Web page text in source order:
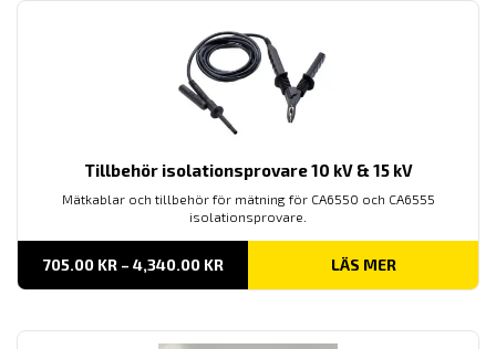
Tillbehör isolationsprovare 10 kV & 15 kV
Mätkablar och tillbehör för mätning för CA6550 och CA6555
isolationsprovare.
705.00 KR – 4,340.00 KRPRISINTERVALL:
TILL
LÄS MER